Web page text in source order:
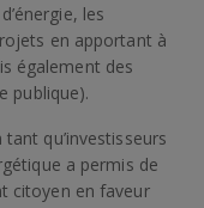
les
en apportant à
également des
publique).
qu’investisseurs
a permis de
citoyen en faveur